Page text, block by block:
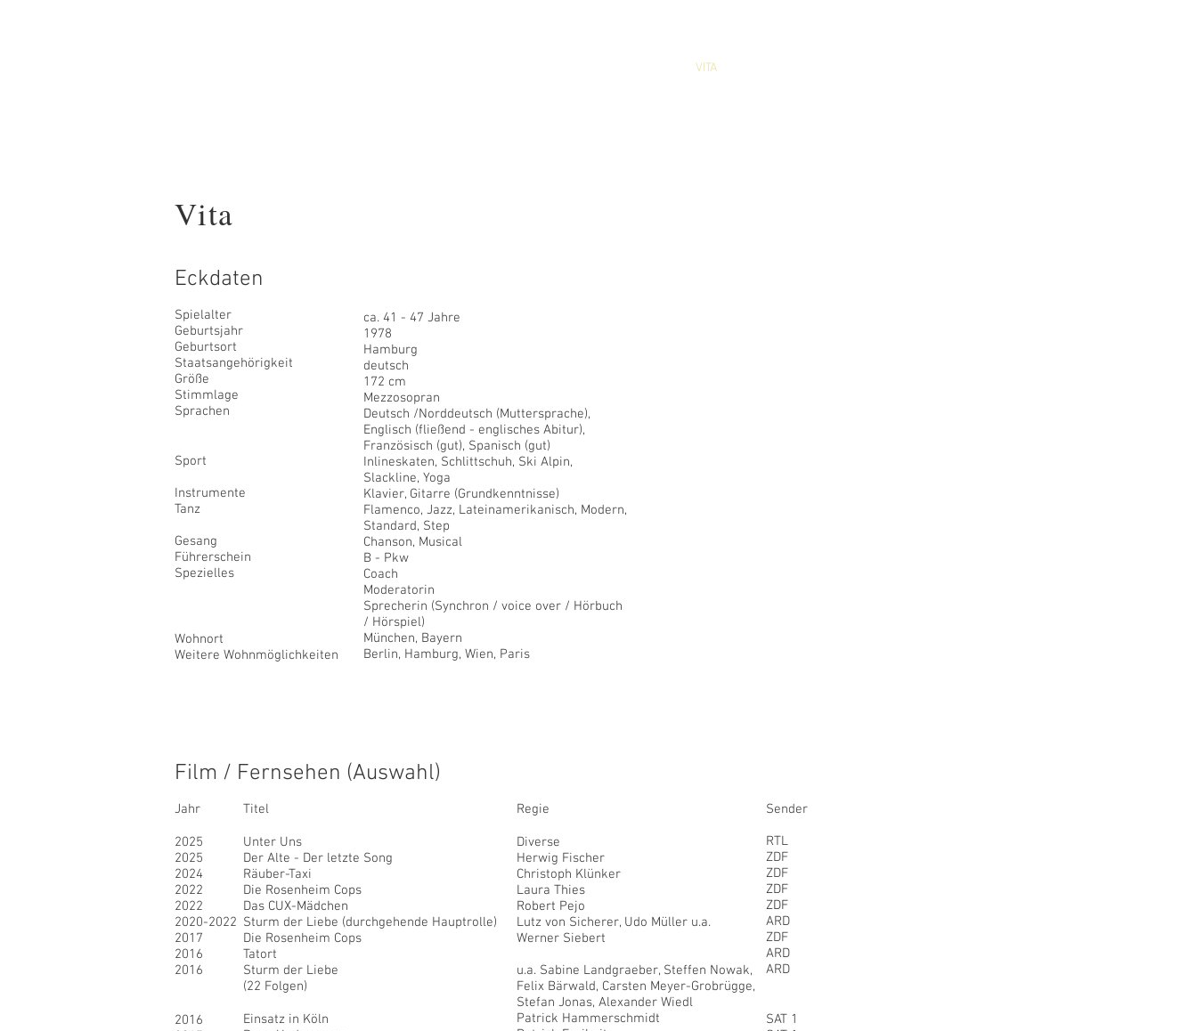
VITA
Vita
Eckdaten
Spielalter
Geburtsjahr
Geburtsort
Staatsangehörigkeit
Größe
Stimmlage
Sprachen
Sport
Instrumente
Tanz
Gesang
Führerschein
Spezielles
Wohnort
Weitere Wohnmöglichkeiten
ca. 41 - 47 Jahre
1978
Hamburg
deutsch
172 cm
Mezzosopran
Deutsch /Norddeutsch (Muttersprache),
Englisch (fließend - englisches Abitur),
Französisch (gut), Spanisch (gut)
Inlineskaten, Schlittschuh, Ski Alpin,
Slackline, Yoga
Klavier, Gitarre (Grundkenntnisse)
Flamenco, Jazz, Lateinamerikanisch, Modern,
Standard, Step
Chanson, Musical
B - Pkw
Coach
Moderatorin
Sprecherin (Synchron / voice over / Hörbuch
/ Hörspiel)
München, Bayern
Berlin, Hamburg, Wien, Paris
Film / Fernsehen (Auswahl)
Jahr
2025
2025
2024
2022
2022
2020-2022
2017
2016
2016
2016
Titel
Unter Uns
Der Alte - Der letzte Song
Räuber-Taxi
Die Rosenheim Cops
Das CUX-Mädchen
Sturm der Liebe (durchgehende Hauptrolle)
Die Rosenheim Cops
Tatort
Sturm der Liebe
(22 Folgen)
Einsatz in Köln
Regie
Diverse
Herwig Fischer
Christoph Klünker
Laura Thies
Robert Pejo
Lutz von Sicherer, Udo Müller u.a.
Werner Siebert
u.a. Sabine Landgraeber, Steffen Nowak,
Felix Bärwald, Carsten Meyer-Grobrügge,
Stefan Jonas, Alexander Wiedl
Patrick Hammerschmidt
Sender
RTL
ZDF
ZDF
ZDF
ZDF
ARD
ZDF
ARD
ARD
SAT 1